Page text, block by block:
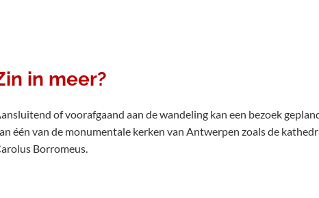
in meer?
of voorafgaand aan de wandeling kan een bezoek
één van de monumentale kerken van Antwerpen zoals de
Borromeus.